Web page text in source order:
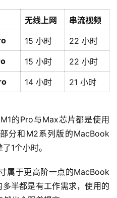
无线上网
串流视频
15 小时
22 小时
15 小时
22 小时
14 小时 21 小时
的Pro与Max芯片都是使用
分和M2系列版的MacBook
1个小时。
属于更高阶一点的MacBook
半都是有工作需求，使用的